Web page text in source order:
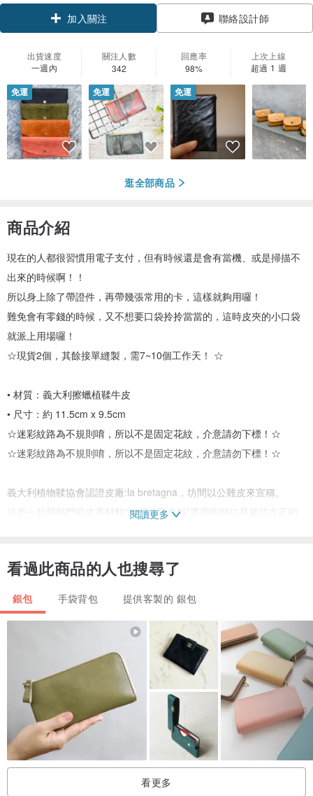
加入關注 聯絡設計師
出貨速度
一週內
關注人數
342
回應率
98%
上次上線
超過 1 週
免運 免運 免運
逛全部商品
商品介紹
現在的人都很習慣用電子支付，但有時候還是會有當機、或是掃描不
出來的時候啊！！
所以身上除了帶證件，再帶幾張常用的卡，這樣就夠用囉！
難免會有零錢的時候，又不想要口袋拎拎當當的，這時皮夾的小口袋
就派上用場囉！
☆現貨2個，其餘接單縫製，需7~10個工作天！ ☆
• 材質：義大利擦蠟植鞣牛皮
• 尺寸：約 11.5cm x 9.5cm
☆迷彩紋路為不規則唷，所以不是固定花紋，介意請勿下標！☆
☆迷彩紋路為不規則唷，所以不是固定花紋，介意請勿下標！☆
義大利植物鞣協會認證皮廠:la bretagna，坊間以公雞皮來宣稱。
這是一款很熱門的皮革材料"擦蠟迷彩皮料"選用的部位是裁切方正的
然吸收剝落，
• 霧蠟迷彩植鞣牛皮為稀有高單皮革，故為接單訂製商品，下單前請
先深思熟慮，此款皮革作品不接受退款！
• 堅持使用真皮革（牛皮、鹿皮、羊皮...等），真皮就像我們的皮膚，
多少都會有些許傷疤或紋路屬自然現象，所以是這也是獨特作品的一
部份喔！
• 安妞的作品少部分的毛邊並未做處理，主要是想呈現隨興、手作原
始溫潤感，加上都是安妞手工裁切、縫製製作，作品不會每個都相
同，請瞭解手工作品的獨特特質唷！
閱讀更多
看過此商品的人也搜尋了
銀包 手袋背包 提供客製的 銀包
看更多